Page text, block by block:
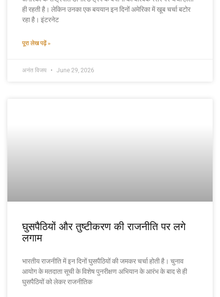
ही रहती है। लेकिन उनका एक बययान इन दिनों अमेरिका में खूब चर्चा बटोर
रहा है। इंटरनेट
पूरा लेख पढ़ें »
अनंत विजय June 29, 2026
घुसपैठियों और तुष्टीकरण की राजनीति पर लगे
लगाम
भारतीय राजनीति में इन दिनों घुसपैठियों की जमकर चर्चा होती है। चुनाव
आयोग के मतदाता सूची के विशेष पुनरीक्षण अभियान के आरंभ के बाद से ही
घुसपैठियों को लेकर राजनीतिक